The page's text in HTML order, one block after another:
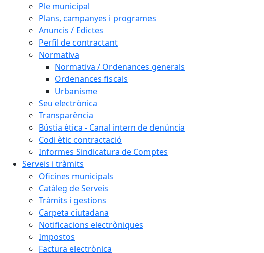
Ple municipal
Plans, campanyes i programes
Anuncis / Edictes
Perfil de contractant
Normativa
Normativa / Ordenances generals
Ordenances fiscals
Urbanisme
Seu electrònica
Transparència
Bústia ètica - Canal intern de denúncia
Codi ètic contractació
Informes Sindicatura de Comptes
Serveis i tràmits
Oficines municipals
Catàleg de Serveis
Tràmits i gestions
Carpeta ciutadana
Notificacions electròniques
Impostos
Factura electrònica